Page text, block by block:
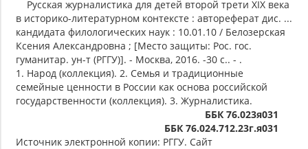
Русская журналистика для детей второй трети XIX века
в историко-литературном контексте : автореферат дис. ...
кандидата филологических наук : 10.01.10 / Белозерская
Ксения Александровна ; [Место защиты: Рос. гос.
гуманитар. ун-т (РГГУ)]. - Москва, 2016. -30 с.. - .
1. Народ (коллекция). 2. Семья и традиционные
семейные ценности в России как основа российской
государственности (коллекция). 3. Журналистика.
ББК 76.023я031
ББК 76.024.712.23г.я031
Источник электронной копии: РГГУ. Сайт